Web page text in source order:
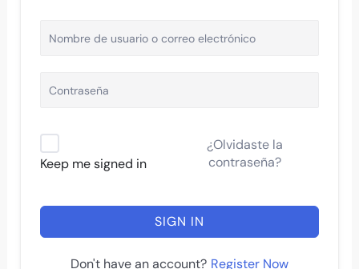
Keep me signed in
¿Olvidaste la
contraseña?
SIGN IN
Don't have an account? Register Now